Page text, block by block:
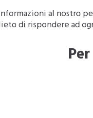
al nostro
di rispondere ad